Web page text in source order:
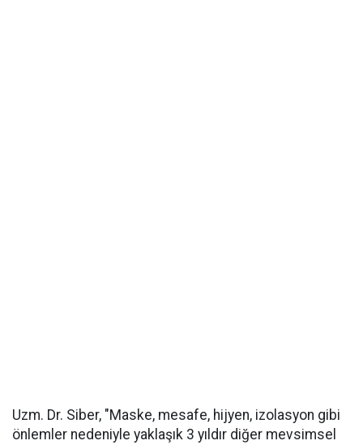
Uzm. Dr. Siber, "Maske, mesafe, hijyen, izolasyon gibi
önlemler nedeniyle yaklaşık 3 yıldır diğer mevsimsel